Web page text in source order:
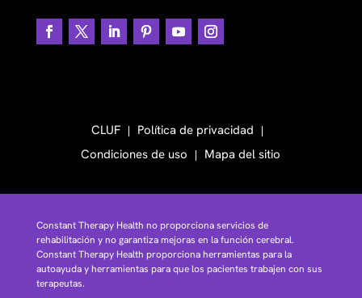
CLUF
Política de privacidad
Condiciones de uso
Mapa del sitio
Constant Therapy Health no proporciona servicios de
rehabilitación y no garantiza mejoras en la función cerebral.
Constant Therapy Health proporciona herramientas para la
autoayuda y herramientas para que los pacientes trabajen con sus
terapeutas.